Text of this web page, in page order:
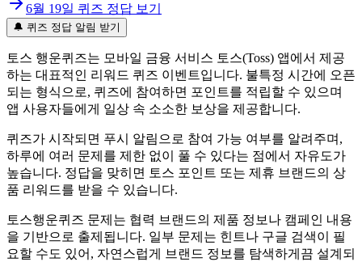
6월 19일 퀴즈 정답 보기
🔔 퀴즈 정답 알림 받기
토스 행운퀴즈는 모바일 금융 서비스 토스(Toss) 앱에서 제공
하는 대표적인 리워드 퀴즈 이벤트입니다. 불특정 시간에 오픈
되는 형식으로, 퀴즈에 참여하면 포인트를 적립할 수 있으며
앱 사용자들에게 일상 속 소소한 보상을 제공합니다.
퀴즈가 시작되면 푸시 알림으로 참여 가능 여부를 알려주며,
하루에 여러 문제를 제한 없이 풀 수 있다는 점에서 자유도가
높습니다. 정답을 맞히면 토스 포인트 또는 제휴 브랜드의 상
품 리워드를 받을 수 있습니다.
토스행운퀴즈 문제는 협력 브랜드의 제품 정보나 캠페인 내용
을 기반으로 출제됩니다. 일부 문제는 힌트나 구글 검색이 필
요할 수도 있어, 자연스럽게 브랜드 정보를 탐색하게끔 설계되